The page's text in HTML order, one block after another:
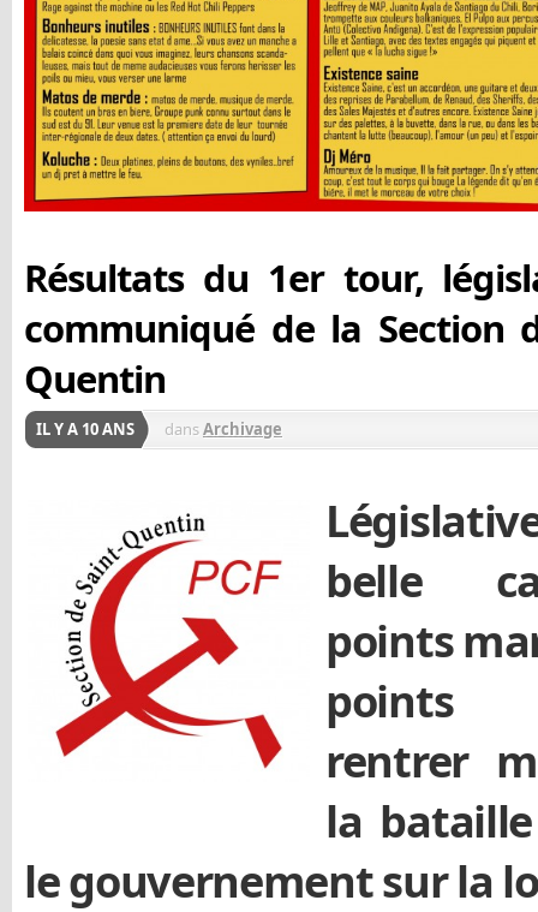
Résultats du 1er tour,
communiqué de la Section
Quentin
IL Y A 10 ANS dansArchivage
belle
points
points
rentrer
la
le gouvernement sur la